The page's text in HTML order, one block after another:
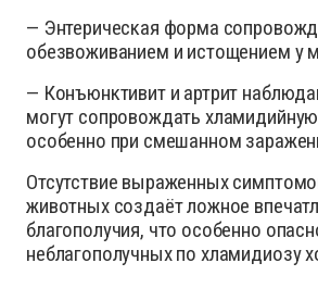
— Энтерическая форма
обезвоживанием и истощением у
— Конъюнктивит и артрит
могут сопровождать
особенно при смешанном
Отсутствие выраженных
животных создаёт ложное
благополучия, что особенно
неблагополучных по хламидиозу